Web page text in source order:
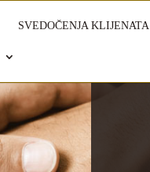
SVEDOČENJA KLIJENATA